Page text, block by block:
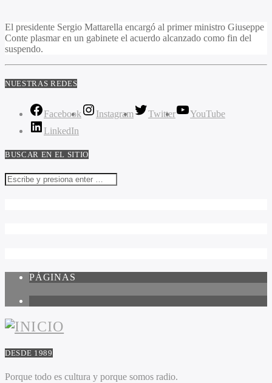
El presidente Sergio Mattarella encargó al primer ministro Giuseppe
Conte plasmar en un gabinete el acuerdo alcanzado como fin del
suspendo.
NUESTRAS REDES
Facebook Instagram Twitter
YouTube
LinkedIn
BUSCAR EN EL SITIO
PÁGINAS
DESDE 1989
Porque todo es cultura y porque somos radio.